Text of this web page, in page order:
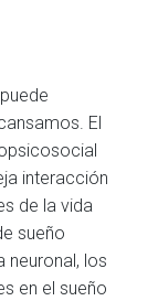
El
interacción
de la vida
sueño
neuronal, los
en el sueño